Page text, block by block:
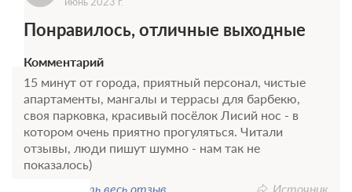
Понравилось, отличные выходные
Комментарий
15 минут от города, приятный персонал, чистые
апартаменты, мангалы и террасы для барбекю,
своя парковка, красивый посёлок Лисий нос - в
котором очень приятно прогуляться. Читали
отзывы, люди пишут шумно - нам так не
показалось)
Показать весь отзыв
Источник